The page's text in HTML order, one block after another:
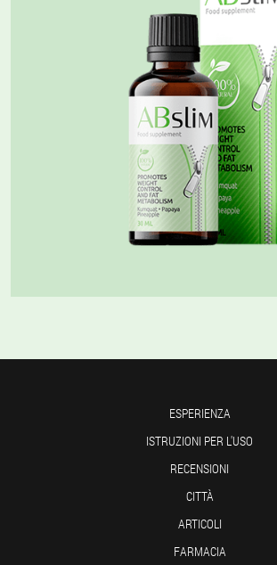
ESPERIENZA
ISTRUZIONI PER L'USO
RECENSIONI
CITTÀ
ARTICOLI
FARMACIA